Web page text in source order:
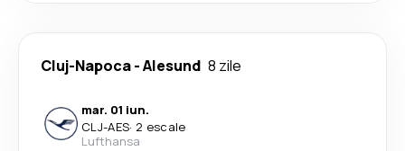
Cluj-Napoca-Alesund 8 zile
mar. 01 iun.
CLJ-AES· 2 escale
Lufthansa